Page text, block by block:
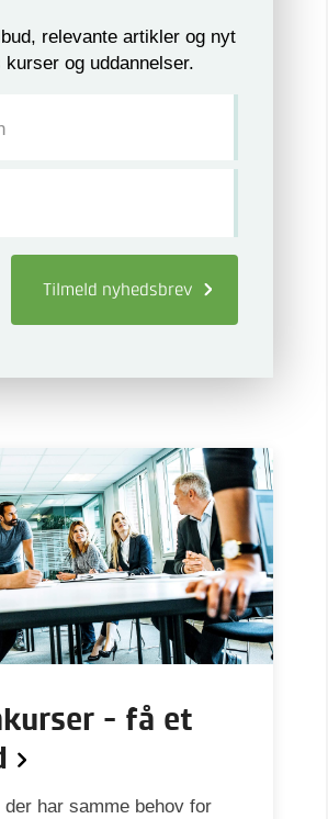
relevante artikler og nyt
og uddannelser.
Tilmeld nyhedsbrev
- få et
der har samme behov for